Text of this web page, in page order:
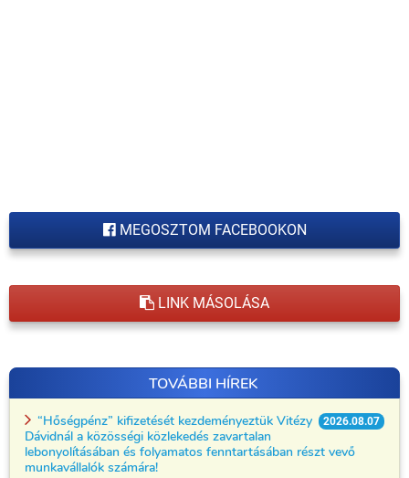
MEGOSZTOM FACEBOOKON
LINK MÁSOLÁSA
TOVÁBBI HÍREK
2026.08.07
“Hőségpénz” kifizetését kezdeményeztük Vitézy
Dávidnál a közösségi közlekedés zavartalan
lebonyolításában és folyamatos fenntartásában részt vevő
munkavállalók számára!